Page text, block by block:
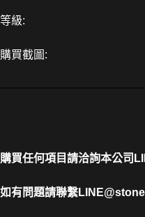
等級:
購買截圖:
購買任何項目請洽詢本公司
如有問題請聯繫LINE